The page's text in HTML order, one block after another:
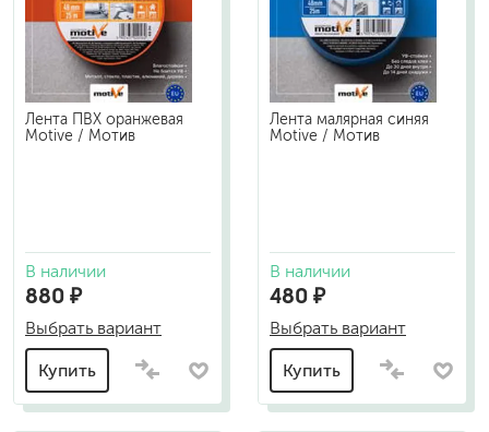
Лента ПВХ оранжевая
Motive / Мотив
В наличии
880 ₽
Выбрать вариант
Купить
Лента малярная синяя
Motive / Мотив
В наличии
480 ₽
Выбрать вариант
Купить